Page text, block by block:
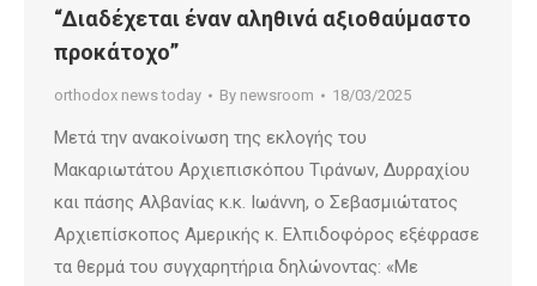
“Διαδέχεται έναν αληθινά αξιοθαύμαστο
προκάτοχο”
orthodox news today By newsroom 18/03/2025
Μετά την ανακοίνωση της εκλογής του
Μακαριωτάτου Αρχιεπισκόπου Τιράνων, Δυρραχίου
και πάσης Αλβανίας κ.κ. Ιωάννη, ο Σεβασμιώτατος
Αρχιεπίσκοπος Αμερικής κ. Ελπιδοφόρος εξέφρασε
τα θερμά του συγχαρητήρια δηλώνοντας: «Με